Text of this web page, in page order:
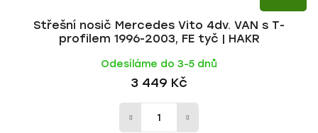
Střešní nosič Mercedes Vito 4dv. VAN s T-
profilem 1996-2003, FE tyč | HAKR
Odesíláme do 3-5 dnů
3 449 Kč